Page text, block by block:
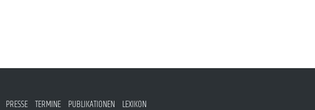
PRESSE TERMINE PUBLIKATIONEN LEXIKON